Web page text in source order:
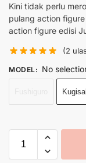
Kini tidak perlu
pulang action
action figure edisi
(2
MODEL : No